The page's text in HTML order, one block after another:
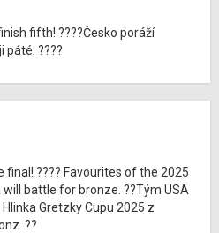
fifth! ????Česko poráží
páté. ????
???? Favourites of the 2025
will battle for bronze. ??Tým USA
Gretzky Cupu 2025 z
??